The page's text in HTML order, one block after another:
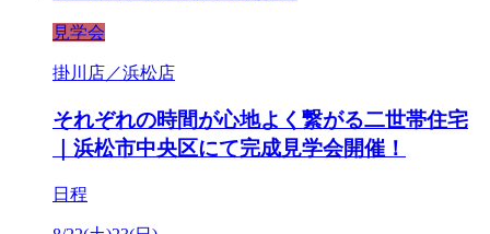
見学会
掛川店／浜松店
それぞれの時間が心地よく繋がる二世帯住宅
｜浜松市中央区にて完成見学会開催！
日程